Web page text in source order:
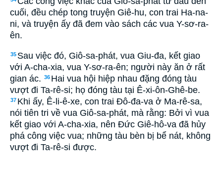
cuối, đều chép tong truyện Giê-hu, con trai Ha-na-
ni, và truyện ấy đã đem vào sách các vua Y-sơ-ra-
ên.
35 Sau việc đó, Giô-sa-phát, vua Giu-đa, kết giao
với A-cha-xia, vua Y-sơ-ra-ên; người này ăn ở rất
gian ác. 36 Hai vua hội hiệp nhau đặng đóng tàu
vượt đi Ta-rê-si; họ đóng tàu tại Ê-xi-ôn-Ghê-be.
37 Khi ấy, Ê-li-ê-xe, con trai Ðô-đa-va ở Ma-rê-sa,
nói tiên tri về vua Giô-sa-phát, mà rằng: Bởi vì vua
kết giao với A-cha-xia, nên Ðức Giê-hô-va đã hủy
phá công việc vua; những tàu bèn bị bể nát, không
vượt đi Ta-rê-si được.